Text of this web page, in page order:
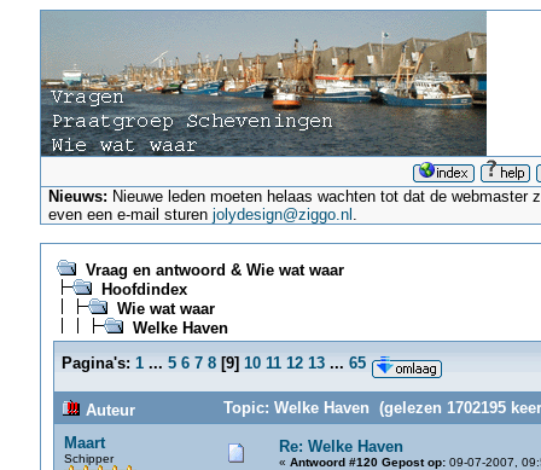
Nieuws: Nieuwe leden moeten helaas wachten tot dat de
even een e-mail sturenjolydesign@ziggo.nl .
Vraag en antwoord & Wie wat waar
Hoofdindex
Wie wat waar
Welke Haven
Pagina's: 1 ... 5 6 7 8[9] 10 11 12 13 ... 65
Auteur
Topic: Welke Haven (gelezen 1702195
Maart
Schipper
Re: Welke Haven
« Antwoord #120 Gepost op:09-07-2007,